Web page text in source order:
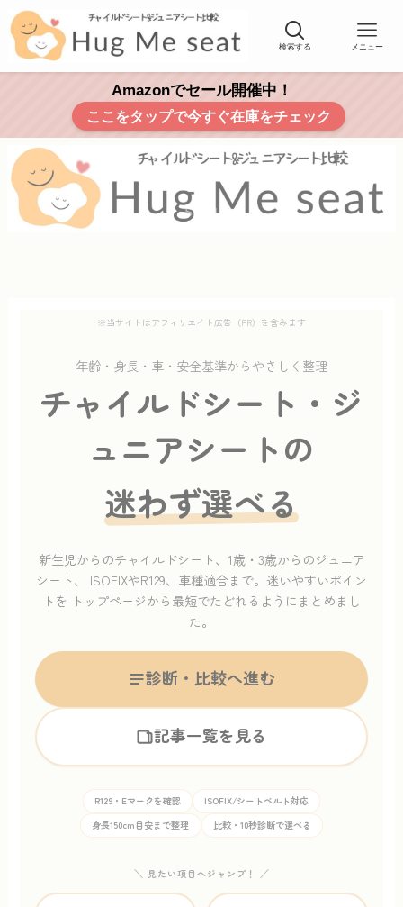
検索する メニュー
Amazonでセール開催中！
ここをタップで今すぐ在庫をチェック
Scroll
※当サイトはアフィリエイト広告（PR）を含みます
年齢・身長・車・安全基準からやさしく整理
チャイルドシート・ジ
ュニアシートの
迷わず選べる
新生児からのチャイルドシート、1歳・3歳からのジュニア
シート、
ISOFIXやR129、車種適合まで。迷いやすいポイン
トを
トップページから最短でたどれるようにまとめまし
た。
診断・比較へ進む
記事一覧を見る
R129・Eマークを確認 ISOFIX/シートベルト対応
身長150cm目安まで整理 比較・10秒診断で選べる
＼ 見たい項目へジャンプ！ ／